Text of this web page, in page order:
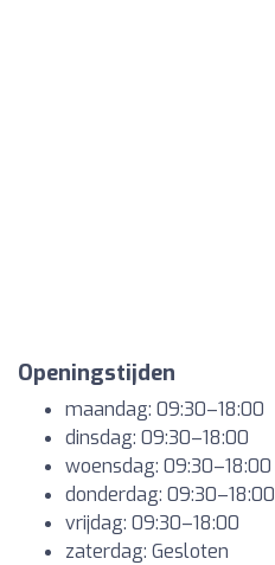
Openingstijden
maandag: 09:30–18:00
dinsdag: 09:30–18:00
woensdag: 09:30–18:00
donderdag: 09:30–18:00
vrijdag: 09:30–18:00
zaterdag: Gesloten